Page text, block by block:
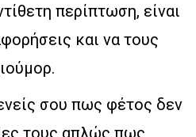
περίπτωση, είναι
και να τους
σου πως φέτος δεν